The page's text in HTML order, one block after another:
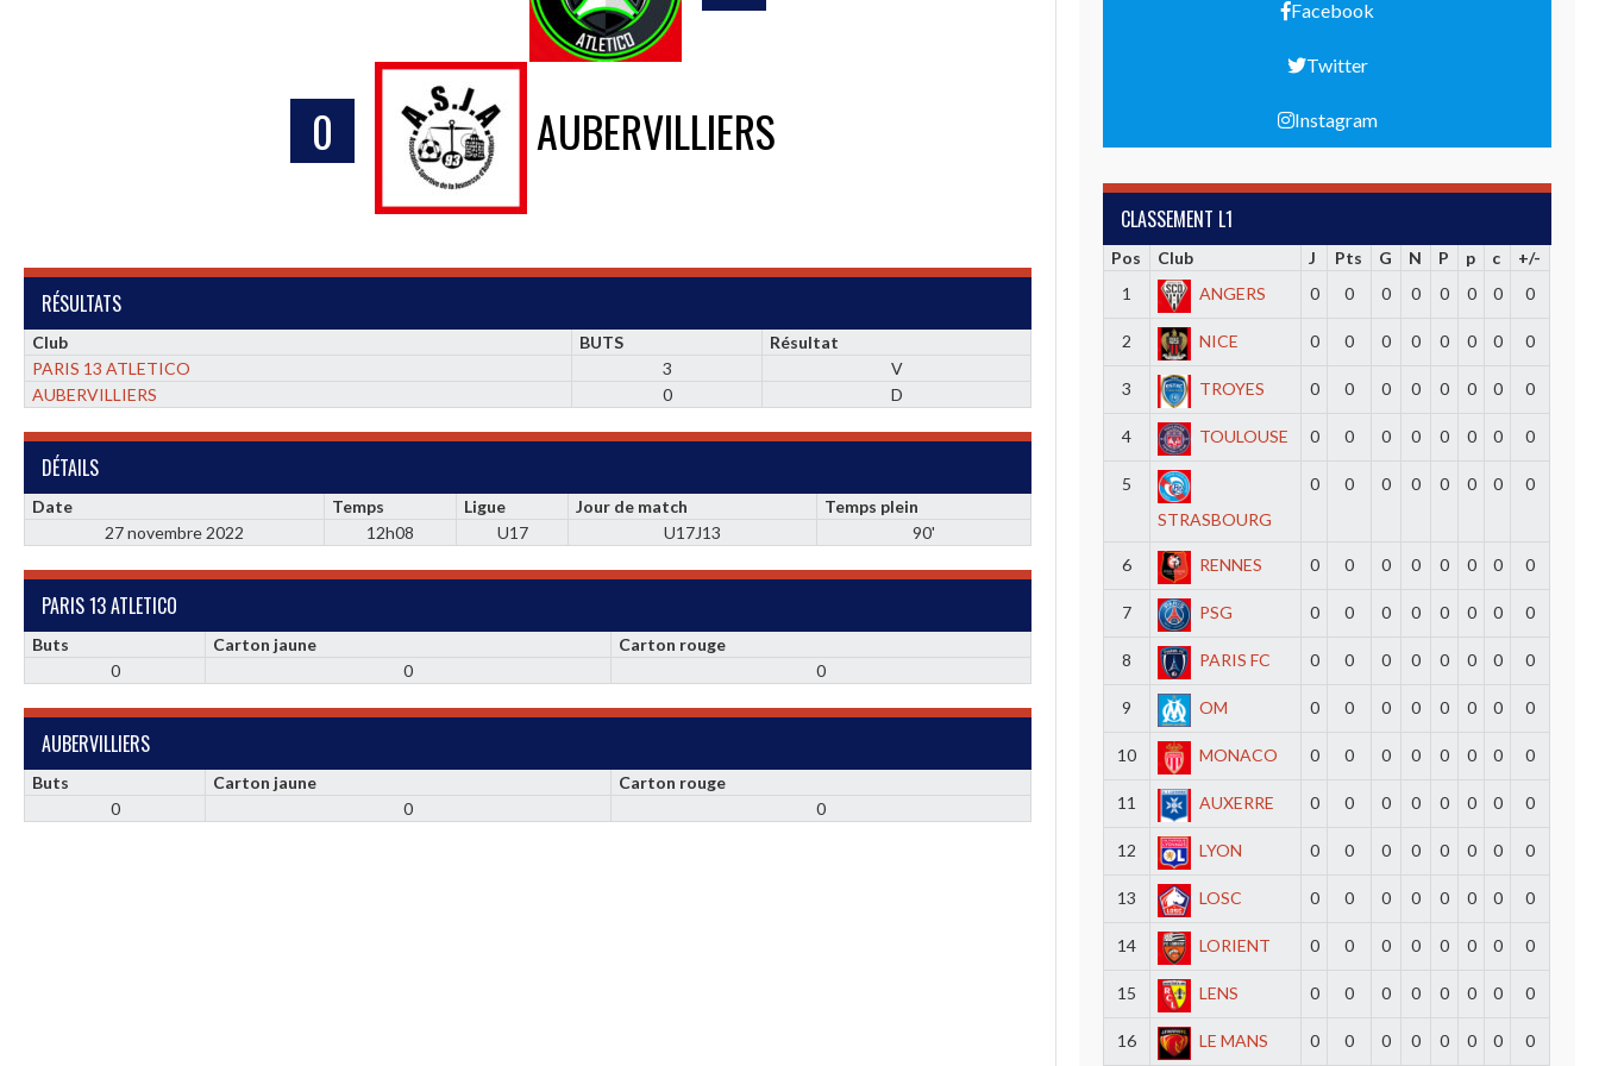
0 AUBERVILLIERS
RÉSULTATS
Club BUTS
Résultat
PARIS 13 ATLETICO
3
V
AUBERVILLIERS
0 D
DÉTAILS
Date Temps Ligue Jour de match
Temps plein
27 novembre 2022
12h08 U17 U17J13 90'
PARIS 13 ATLETICO
Buts Carton jaune
Carton rouge
0
0 0
AUBERVILLIERS
Buts Carton jaune
Carton rouge
0
0 0
Facebook
Twitter
Instagram
CLASSEMENT L1
Pos Club J Pts G N P p c
+/-
1
ANGERS 0 0 0 0 0 0 0 0
2 NICE 0 0 0 0 0 0 0 0
3 TROYES 0 0 0 0 0 0 0 0
4 TOULOUSE 0 0 0 0 0 0 0 0
5
STRASBOURG
0 0 0 0 0 0 0 0
6 RENNES 0 0 0 0 0 0 0 0
7 PSG 0 0 0 0 0 0 0 0
8 PARIS FC 0 0 0 0 0 0 0 0
9 OM 0 0 0 0 0 0 0 0
10 MONACO 0 0 0 0 0 0 0 0
11 AUXERRE 0 0 0 0 0 0 0 0
12 LYON 0 0 0 0 0 0 0 0
13 LOSC 0 0 0 0 0 0 0 0
14 LORIENT 0 0 0 0 0 0 0 0
15 LENS 0 0 0 0 0 0 0 0
16 LE MANS 0 0 0 0 0 0 0 0